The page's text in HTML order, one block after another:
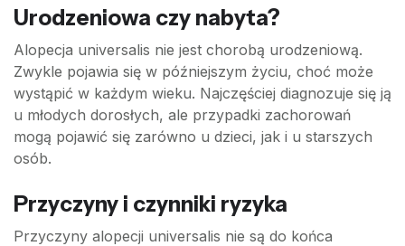
Urodzeniowa czy nabyta?
Alopecja universalis nie jest chorobą urodzeniową.
Zwykle pojawia się w późniejszym życiu, choć może
wystąpić w każdym wieku. Najczęściej diagnozuje się ją
u młodych dorosłych, ale przypadki zachorowań
mogą pojawić się zarówno u dzieci, jak i u starszych
osób.
Przyczyny i czynniki ryzyka
Przyczyny alopecji universalis nie są do końca